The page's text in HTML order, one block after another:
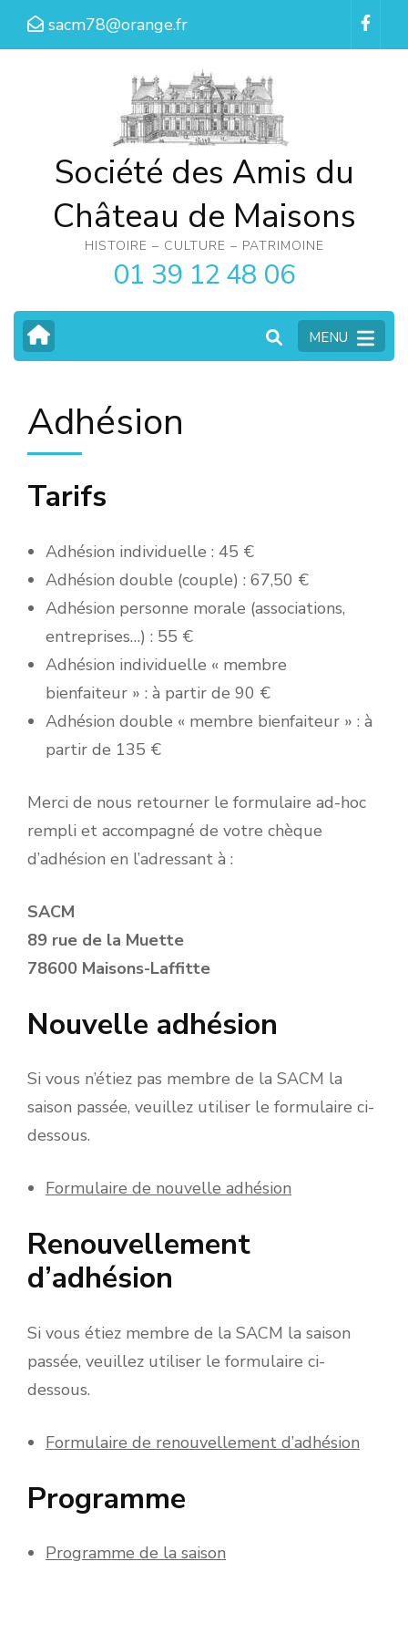
Aller
sacm78@orange.fr
Société des Amis du
Château de Maisons
HISTOIRE – CULTURE – PATRIMOINE
01 39 12 48 06
MENU
Adhésion
Tarifs
Adhésion individuelle : 45 €
Adhésion double (couple) : 67,50 €
Adhésion personne morale (associations,
entreprises…) : 55 €
Adhésion individuelle « membre
bienfaiteur » : à partir de 90 €
Adhésion double « membre bienfaiteur » : à
partir de 135 €
Merci de nous retourner le formulaire ad-hoc
rempli et accompagné de votre chèque
d’adhésion en l’adressant à :
SACM
89 rue de la Muette
78600 Maisons-Laffitte
Nouvelle adhésion
Si vous n’étiez pas membre de la SACM la
saison passée, veuillez utiliser le formulaire ci-
dessous.
Formulaire de nouvelle adhésion
Renouvellement
d’adhésion
Si vous étiez membre de la SACM la saison
passée, veuillez utiliser le formulaire ci-
dessous.
Formulaire de renouvellement d’adhésion
Programme
Programme de la saison